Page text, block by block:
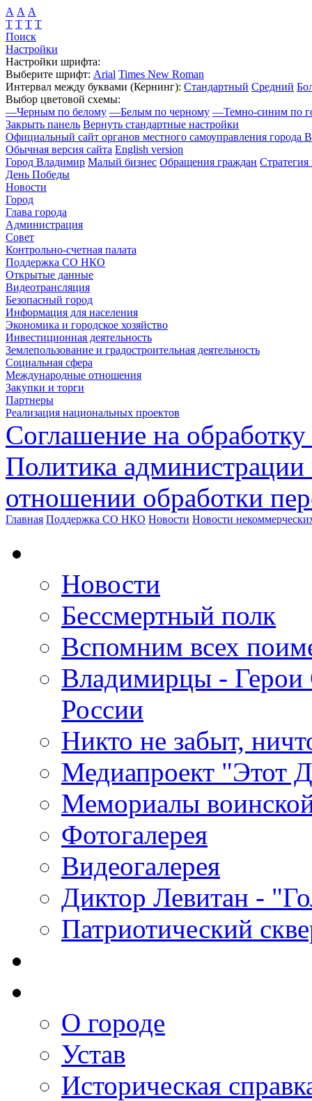
А А А
Т Т Т Т
Поиск
Настройки
Настройки шрифта:
Выберите шрифт: Arial Times New Roman
Интервал между буквами (Кернинг): Стандартный Средний
Выбор цветовой схемы:
—Черным по белому —Белым по черному —Темно-синим по
Закрыть панель Вернуть стандартные настройки
Официальный сайт органов местного самоуправления города
Обычная версия сайта English version
Город Владимир Малый бизнес Обращения граждан Стратегия
День Победы
Новости
Город
Глава города
Администрация
Совет
Контрольно-счетная палата
Поддержка СО НКО
Открытые данные
Видеотрансляция
Безопасный город
Информация для населения
Экономика и городское хозяйство
Инвестиционная деятельность
Землепользование и градостроительная деятельность
Социальная сфера
Международные отношения
Закупки и торги
Партнеры
Реализация национальных проектов
Соглашение на
Политика
отношении обработки
Главная Поддержка СО НКО Новости Новости
Новости
Бессмертный полк
Вспомним всех
Владимирцы - Герои
России
Никто не забыт,
Медиапроект "Этот
Мемориалы
Фотогалерея
Видеогалерея
Диктор Левитан -
Патриотический
О городе
Устав
Историческая